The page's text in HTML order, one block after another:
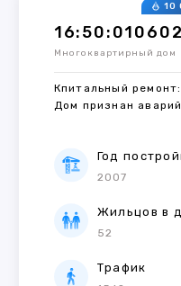
10
Многоквартирный дом
Кпитальный ремонт:
Дом признан
Год
2007
Жильцов в
52
Трафик